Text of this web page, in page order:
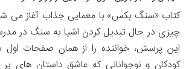
کتاب «سنگ بکس» با معمایی جذاب آغاز می
چیزی در حال تبدیل کردن اشیا به سنگ در
این پرسش، خواننده را از همان صفحات اول
کودکان و نوجوانانی که عاشق داستان های پر